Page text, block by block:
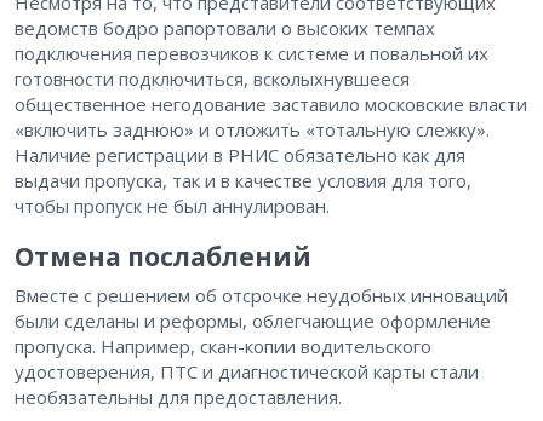
ведомств бодро рапортовали о высоких темпах
подключения перевозчиков к системе и повальной их
готовности подключиться, всколыхнувшееся
общественное негодование заставило московские власти
«включить заднюю» и отложить «тотальную слежку».
Наличие регистрации в РНИС обязательно как для
выдачи пропуска, так и в качестве условия для того,
чтобы пропуск не был аннулирован.
Отмена послаблений
Вместе с решением об отсрочке неудобных инноваций
были сделаны и реформы, облегчающие оформление
пропуска. Например, скан-копии водительского
удостоверения, ПТС и диагностической карты стали
необязательны для предоставления.